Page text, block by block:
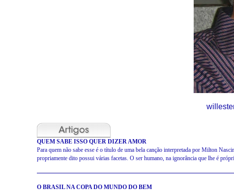
QUEM SABE ISSO QUER DIZER AMOR
Para quem não sabe esse é o título de uma bela canção interpretada por Milton
propriamente dito possui várias facetas. O ser humano, na ignorância que lhe é
O BRASIL NA COPA DO MUNDO DO BEM